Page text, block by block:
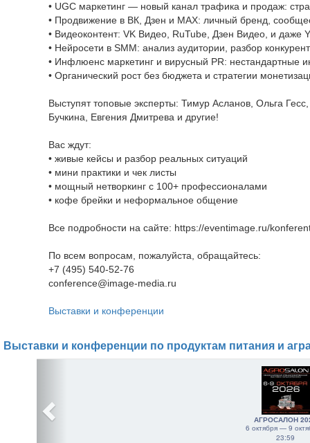
• UGC маркетинг — новый канал трафика и продаж:
• Продвижение в ВК, Дзен и МАХ: личный бренд,
• Видеоконтент: VK Видео, RuTube, Дзен Видео, и
• Нейросети в SMM: анализ аудитории, разбор
• Инфлюенс маркетинг и вирусный PR: нестандартные
• Органический рост без бюджета и стратегии
Выступят топовые эксперты: Тимур Асланов, Ольга
Бучкина, Евгения Дмитрева и другие!
Вас ждут:
• живые кейсы и разбор реальных ситуаций
• мини практики и чек листы
• мощный нетворкинг с 100+ профессионалами
• кофе брейки и неформальное общение
Все подробности на сайте: https://eventimage.ru/
По всем вопросам, пожалуйста, обращайтесь:
+7 (495) 540-52-76
conference@image-media.ru
Выставки и конференции
Выставки и конференции по продуктам питания и
АГРОСАЛОН
6 октября — 9
23:59